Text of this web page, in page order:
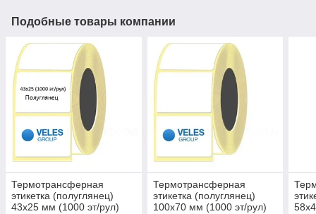
Подобные товары компании
Термотрансферная
этикетка (полуглянец)
43x25 мм (1000 эт/рул)
Термотрансферная
этикетка (полуглянец)
100x70 мм (1000 эт/рул)